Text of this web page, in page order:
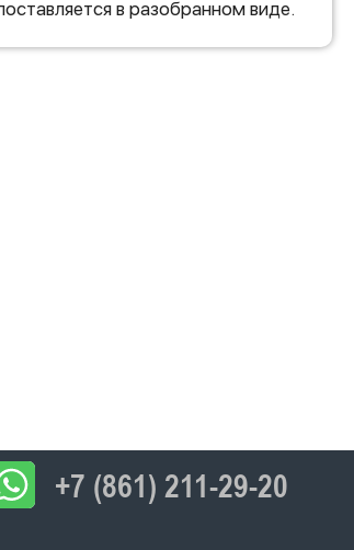
в разобранном виде.
+7 (861) 211-29-20